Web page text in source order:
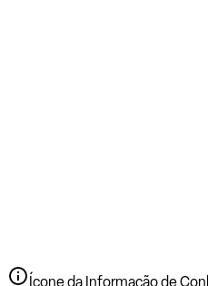
Ícone da Informação de